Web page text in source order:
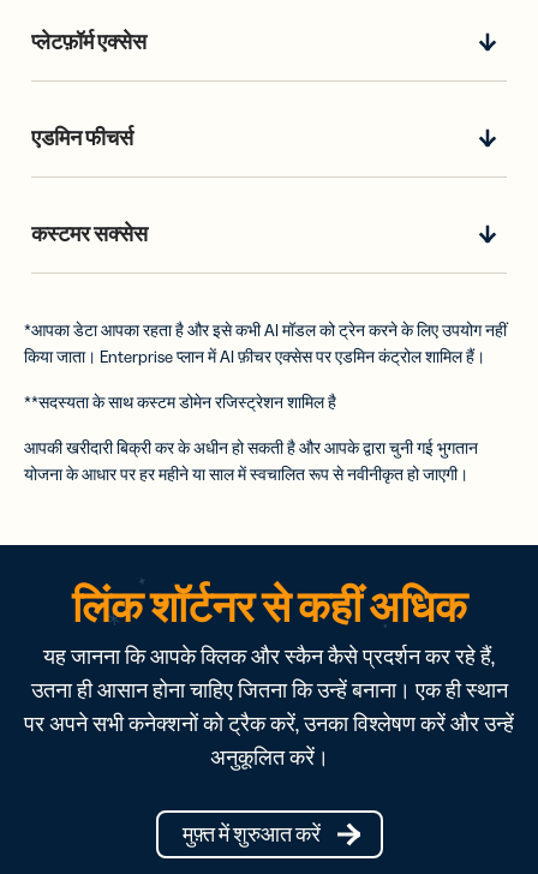
प्लेटफ़ॉर्म एक्सेस
एडमिन फीचर्स
कस्टमर सक्सेस
*आपका डेटा आपका रहता है और इसे कभी AI मॉडल को ट्रेन करने के लिए उपयोग नहीं
किया जाता। Enterprise प्लान में AI फ़ीचर एक्सेस पर एडमिन कंट्रोल शामिल हैं।
**सदस्यता के साथ कस्टम डोमेन रजिस्ट्रेशन शामिल है
आपकी खरीदारी बिक्री कर के अधीन हो सकती है और आपके द्वारा चुनी गई भुगतान
योजना के आधार पर हर महीने या साल में स्वचालित रूप से नवीनीकृत हो जाएगी।
लिंक शॉर्टनर से कहीं अधिक
यह जानना कि आपके क्लिक और स्कैन कैसे प्रदर्शन कर रहे हैं,
उतना ही आसान होना चाहिए जितना कि उन्हें बनाना। एक ही स्थान
पर अपने सभी कनेक्शनों को ट्रैक करें, उनका विश्लेषण करें और उन्हें
अनुकूलित करें।
मुफ़्त में शुरुआत करें